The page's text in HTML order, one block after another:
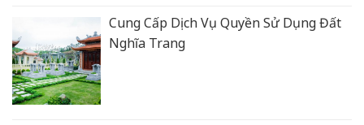
Cung Cấp Dịch Vụ Quyền Sử Dụng Đất
Nghĩa Trang